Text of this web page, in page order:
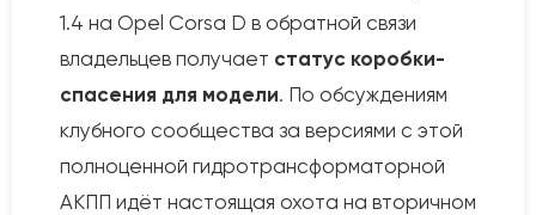
1.4 на Opel Corsa D в обратной связи
владельцев получает статус коробки-
спасения для модели. По обсуждениям
клубного сообщества за версиями с этой
полноценной гидротрансформаторной
АКПП идёт настоящая охота на вторичном